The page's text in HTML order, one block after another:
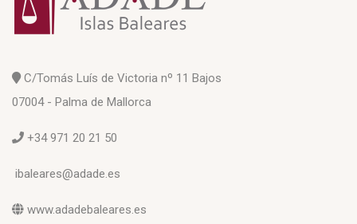
C/Tomás Luís de Victoria nº 11 Bajos
07004 - Palma de Mallorca
+34 971 20 21 50
ibaleares@adade.es
www.adadebaleares.es